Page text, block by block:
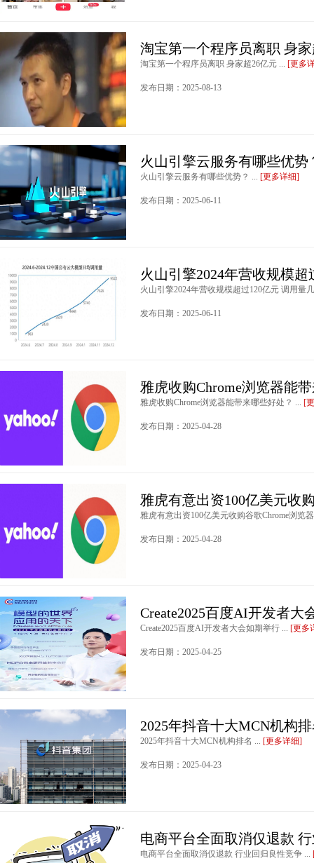
淘宝第一个程序员离职 身
淘宝第一个程序员离职 身家超26亿元 ... [更多
发布日期：2025-08-13
火山引擎云服务有哪些优势
火山引擎云服务有哪些优势？ ... [更多详细]
发布日期：2025-06-11
火山引擎2024年营收规模
火山引擎2024年营收规模超过120亿元 调用量
发布日期：2025-06-11
雅虎收购Chrome浏览器能
雅虎收购Chrome浏览器能带来哪些好处？ ... [
发布日期：2025-04-28
雅虎有意出资100亿美元收
雅虎有意出资100亿美元收购谷歌Chrome浏览
发布日期：2025-04-28
Create2025百度AI开发者大
Create2025百度AI开发者大会如期举行 ... [更多
发布日期：2025-04-25
2025年抖音十大MCN机构
2025年抖音十大MCN机构排名 ... [更多详细]
发布日期：2025-04-23
电商平台全面取消仅退款
电商平台全面取消仅退款 行业回归良性竞争 ...